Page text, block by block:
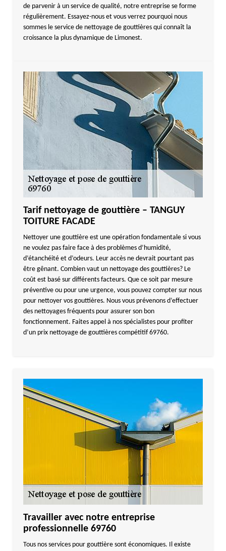
de parvenir à un service de qualité, notre entreprise se forme
régulièrement. Essayez-nous et vous verrez pourquoi nous
sommes le service de nettoyage de gouttières qui connaît la
croissance la plus dynamique de Limonest.
Tarif nettoyage de gouttière – TANGUY
TOITURE FACADE
Nettoyer une gouttière est une opération fondamentale si vous
ne voulez pas faire face à des problèmes d’humidité,
d’étanchéité et d’odeurs. Leur accès ne devrait pourtant pas
être gênant. Combien vaut un nettoyage des gouttières? Le
coût est basé sur différents facteurs. Que ce soit par mesure
préventive ou pour une urgence, vous pouvez compter sur nous
pour nettoyer vos gouttières. Nous vous prévenons d’effectuer
des nettoyages fréquents pour assurer son bon
fonctionnement. Faites appel à nos spécialistes pour profiter
d’un prix nettoyage de gouttières compétitif 69760.
Travailler avec notre entreprise
professionnelle 69760
Tous nos services pour gouttière sont économiques. Il existe